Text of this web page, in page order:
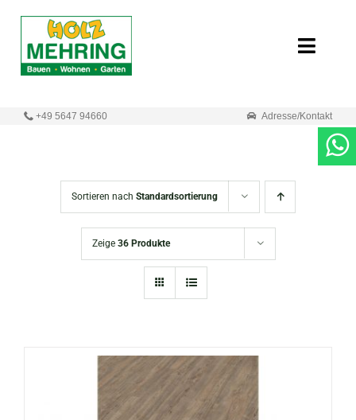
springen
Toggle
Neuigkeiten
+49 5647 94660 Adresse/Kontakt
Sortieren nach Standardsortierung
Zeige 36 Produkte